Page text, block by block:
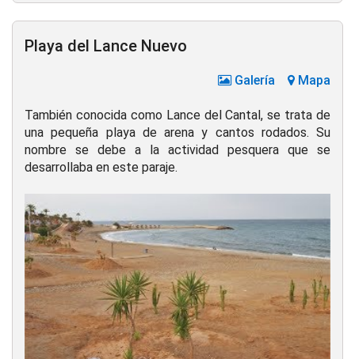
Playa del Lance Nuevo
Galería Mapa
También conocida como Lance del Cantal, se trata de
una pequeña playa de arena y cantos rodados. Su
nombre se debe a la actividad pesquera que se
desarrollaba en este paraje.